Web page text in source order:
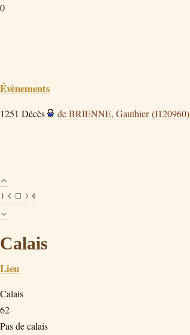
0
Évènements
1251 Décès de BRIENNE, Gauthier (I120960)
Calais
Lieu
Calais
62
Pas de calais